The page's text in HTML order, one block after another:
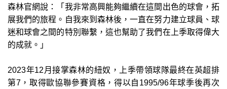
森林官網說：「我非常高興能夠繼續在這間出色的球會，拓
展我們的旅程。自我來到森林後，一直在努力建立球員、球
迷和球會之間的特別聯繫，這也幫助了我們在上季取得偉大
的成就。」
2023年12月接掌森林的紐奴，上季帶領球隊最終在英超排
第7，取得歐協聯參賽資格，得以自1995/96年球季後再次